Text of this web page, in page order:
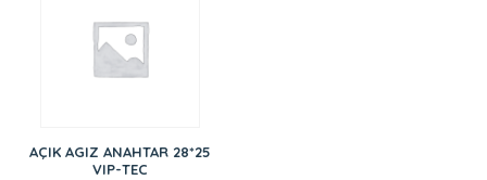
AÇIK AGIZ ANAHTAR 28*25
VIP-TEC